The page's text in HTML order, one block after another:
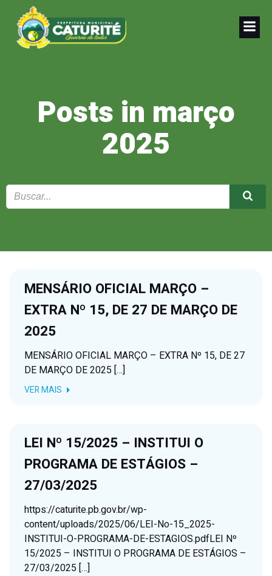
Posts in março
2025
MENSÁRIO OFICIAL MARÇO –
EXTRA Nº 15, DE 27 DE MARÇO DE
2025
MENSÁRIO OFICIAL MARÇO – EXTRA Nº 15, DE 27
DE MARÇO DE 2025 […]
VER MAIS
LEI Nº 15/2025 – INSTITUI O
PROGRAMA DE ESTÁGIOS –
27/03/2025
https://caturite.pb.gov.br/wp-
content/uploads/2025/06/LEI-No-15_2025-
INSTITUI-O-PROGRAMA-DE-ESTAGIOS.pdfLEI Nº
15/2025 – INSTITUI O PROGRAMA DE ESTÁGIOS –
27/03/2025 […]